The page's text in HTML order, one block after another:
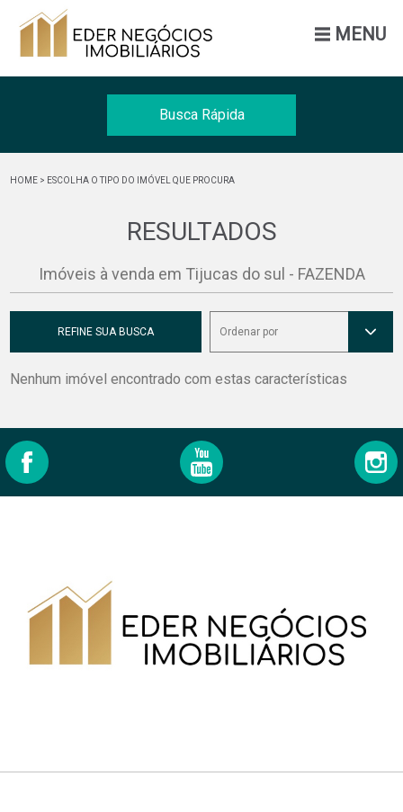
MENU
Busca Rápida
Venda
HOME > ESCOLHA O TIPO DO IMÓVEL QUE PROCURA
RESULTADOS
Imóveis à venda em Tijucas do sul - FAZENDA
REFINE SUA BUSCA Ordenar por
Nenhum imóvel encontrado com estas características